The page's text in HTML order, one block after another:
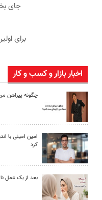
اخبار بازار و کسب و کار
چگونه پیراهن
امین امینی با
کرد
بعد از یک عمل